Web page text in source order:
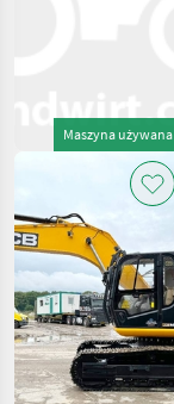
Maszyna używana